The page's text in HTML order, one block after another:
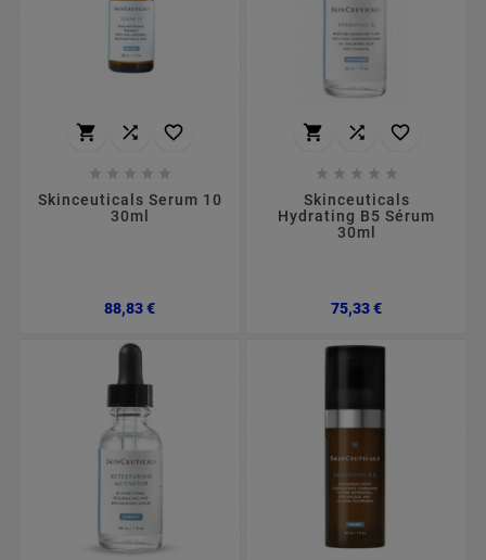
  
    
Skinceuticals Serum 10
30ml
88,83 €Preço
  
    
Skinceuticals
Hydrating B5 Sérum
30ml
75,33 €Preço